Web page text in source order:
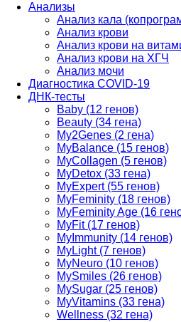
Анализы
Анализ кала
Анализ крови
Анализ крови на
Анализ крови на ХГЧ
Анализ мочи
Диагностика COVID-19
ДНК-тесты
Baby (12 генов)
Beauty (34 гена)
My2Genes (2 гена)
MyBalance (15 генов)
MyCollagen (5 генов)
MyDetox (33 гена)
MyExpert (55 генов)
MyFeminity (18 генов)
MyFeminity Age (16
MyFit (17 генов)
MyImmunity (14 генов)
MyLight (7 генов)
MyNeuro (10 генов)
MySmiles (26 генов)
MySugar (25 генов)
MyVitamins (33 гена)
Wellness (32 гена)